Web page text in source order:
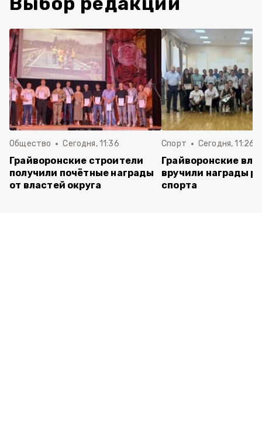
Общество Сегодня, 11:36
Грайворонские строители
получили почётные награды
от властей округа
Спорт Сегодня, 11:26
Грайворонские
вручили награды
спорта